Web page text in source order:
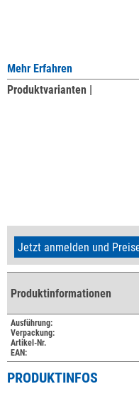
Mehr Erfahren
Produktvarianten |
Jetzt anmelden und
Produktinformationen
Ausführung:
Verpackung:
Artikel-Nr.
EAN:
PRODUKTINFOS